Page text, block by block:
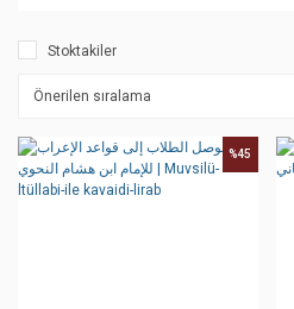
Stoktakiler
%45